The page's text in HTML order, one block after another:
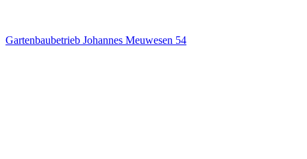
Gartenbaubetrieb Johannes Meuwesen 54